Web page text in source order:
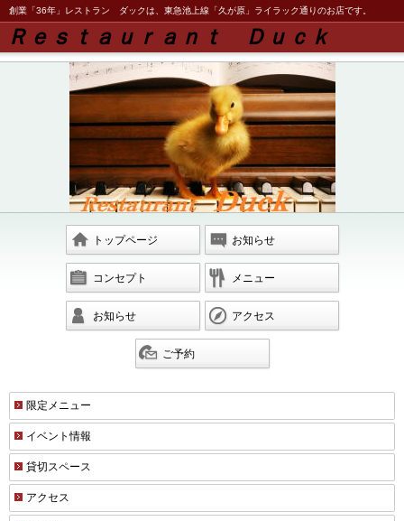
創業「36年」レストラン ダックは、東急池上線「久が原」ライラック通りのお店です。
Ｒｅｓｔａｕｒａｎｔ Ｄｕｃｋ
トップページ お知らせ
コンセプト メニュー
お知らせ アクセス
ご予約
限定メニュー
イベント情報
貸切スペース
アクセス